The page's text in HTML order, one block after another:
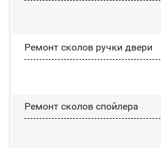
Ремонт сколов ручки двери
Ремонт сколов спойлера